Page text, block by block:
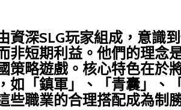
資深SLG玩家組成，意識
非短期利益。他們的理念
策略遊戲。核心特色在於
如「鎮軍」、「青囊」、
些職業的合理搭配成為制